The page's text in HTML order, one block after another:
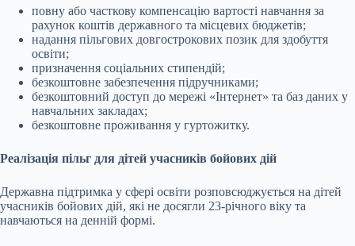
повну або часткову компенсацію вартості навчання за
рахунок коштів державного та місцевих бюджетів;
надання пільгових довгострокових позик для здобуття
освіти;
призначення соціальних стипендій;
безкоштовне забезпечення підручниками;
безкоштовний доступ до мережі «Інтернет» та баз даних у
навчальних закладах;
безкоштовне проживання у гуртожитку.
Реалізація пільг для дітей учасників бойових дій
Державна підтримка у сфері освіти розповсюджується на дітей
учасників бойових дій, які не досягли 23-річного віку та
навчаються на денній формі.